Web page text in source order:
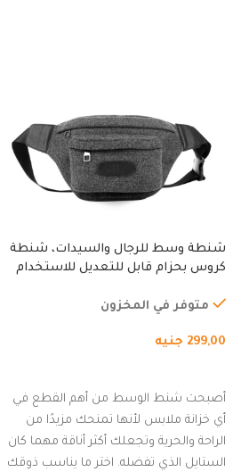
شنطة وسط للرجال والسيدات، شنطة
كروس بحزام قابل للتعديل للاستخدام
المشي لمسافات طويلة، وركوب
متوفر في المخزون
299,00 جنيه
أصبحت شنط الوسط من أهم القطع في
أي خزانة ملابس لأنها تمنحك مزيدًا من
الراحة والحرية وتجعلك أكثر أناقة مهما كان
الستايل الذي تفضله. اختر ما يناسب ذوقك